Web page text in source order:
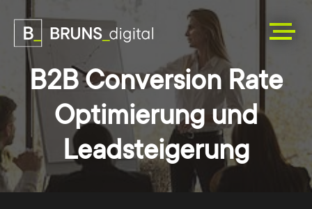
B2B Conversion Rate
Optimierung und
Leadsteigerung